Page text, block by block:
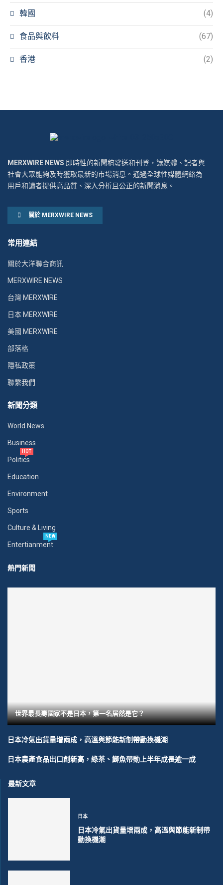
韓國 (4)
食品與飲料 (67)
香港 (2)
MERXWIRE NEWS 即時性的新聞稿發送和刊登，讓媒體、記者與
社會大眾能夠及時獲取最新的市場消息。通過全球性媒體網絡為
用戶和讀者提供高品質、深入分析且公正的新聞消息。
關於 MERXWIRE NEWS
常用連結
關於大洋聯合商訊
MERXWIRE NEWS
台灣 MERXWIRE
日本 MERXWIRE
美國 MERXWIRE
部落格
隱私政策
聯繫我們
新聞分類
World News
Business
Politics
HOT
Education
Environment
Sports
Culture & Living
Entertianment
NEW
熱門新聞
世界最長壽國家不是日本，第一名居然是它？
日本冷氣出貨量增兩成，高溫與節能新制帶動換機潮
日本農產食品出口創新高，綠茶、鰤魚帶動上半年成長逾一成
最新文章
日本
日本冷氣出貨量增兩成，高溫與節能新制帶
動換機潮